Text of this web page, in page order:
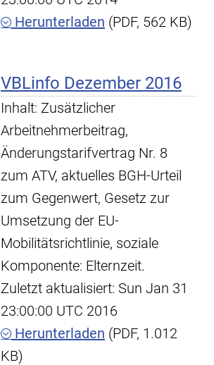
Herunterladen (PDF, 562 KB)
VBLinfo Dezember 2016
Inhalt: Zusätzlicher
Arbeitnehmerbeitrag,
Änderungstarifvertrag Nr. 8
zum ATV, aktuelles BGH-Urteil
zum Gegenwert, Gesetz zur
Umsetzung der EU-
Mobilitätsrichtlinie, soziale
Komponente: Elternzeit.
Zuletzt aktualisiert: Sun Jan 31
23:00:00 UTC 2016
Herunterladen (PDF, 1.012
KB)